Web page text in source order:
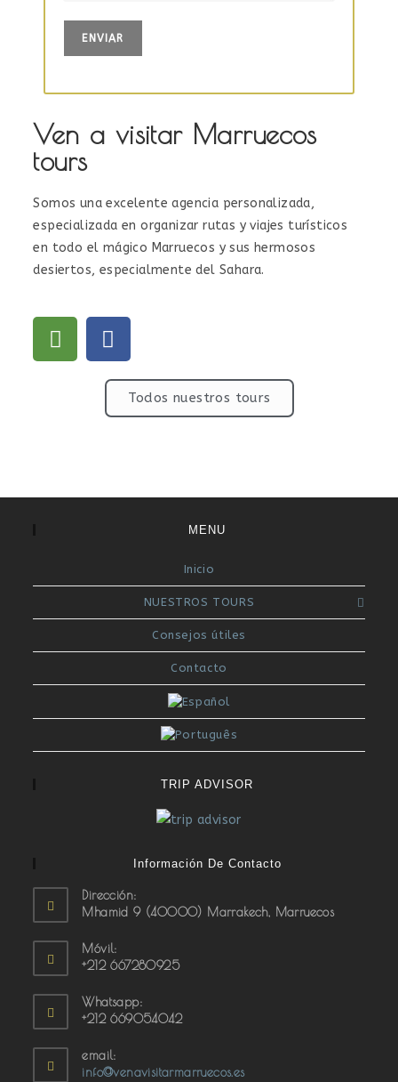
Ven a visitar Marruecos
tours
Somos una excelente agencia personalizada,
especializada en organizar rutas y viajes turísticos
en todo el mágico Marruecos y sus hermosos
desiertos, especialmente del Sahara.
Todos nuestros tours
MENU
Inicio
NUESTROS TOURS
Consejos útiles
Contacto
TRIP ADVISOR
Información De Contacto
Dirección:
Mhamid 9 (40000) Marrakech, Marruecos
Móvil:
+212 667280925
Whatsapp:
+212 669054042
email:
info@venavisitarmarruecos.es